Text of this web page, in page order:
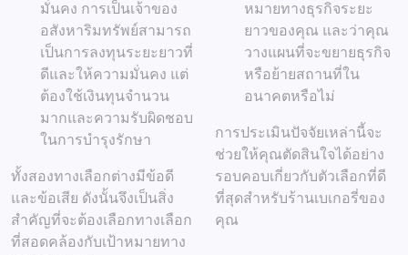
มั่นคง การเป็นเจ้าของ
อสังหาริมทรัพย์สามารถ
เป็นการลงทุนระยะยาวที่
ดีและให้ความมั่นคง แต่
ต้องใช้เงินทุนจำนวน
มากและความรับผิดชอบ
ในการบำรุงรักษา
ทั้งสองทางเลือกต่างมีข้อดี
และข้อเสีย ดังนั้นจึงเป็นสิ่ง
สำคัญที่จะต้องเลือกทางเลือก
ที่สอดคล้องกับเป้าหมายทาง
หมายทางธุรกิจระยะ
ยาวของคุณ และว่าคุณ
วางแผนที่จะขยายธุรกิจ
หรือย้ายสถานที่ใน
อนาคตหรือไม่
การประเมินปัจจัยเหล่านี้จะ
ช่วยให้คุณตัดสินใจได้อย่าง
รอบคอบเกี่ยวกับตัวเลือกที่ดี
ที่สุดสำหรับร้านเบเกอรี่ของ
คุณ